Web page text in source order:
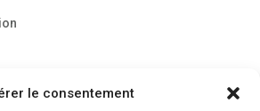
le consentement